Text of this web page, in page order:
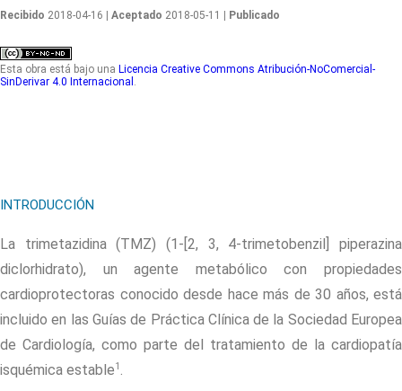
Recibido 2018-04-16 | Aceptado 2018-05-11 | Publicado
Esta obra está bajo una Licencia Creative Commons Atribución-NoComercial-
SinDerivar 4.0 Internacional .
INTRODUCCIÓN
La trimetazidina (TMZ) (1-[2, 3, 4-trimetobenzil] piperazina
diclorhidrato), un agente metabólico con propiedades
cardioprotectoras conocido desde hace más de 30 años, está
incluido en las Guías de Práctica Clínica de la Sociedad Europea
de Cardiología, como parte del tratamiento de la cardiopatía
isquémica estable1 .